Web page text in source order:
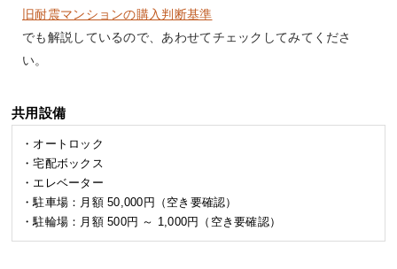
旧耐震マンションの購入判断基準
でも解説しているので、あわせてチェックしてみてくださ
い。
共用設備
・オートロック
・宅配ボックス
・エレベーター
・駐車場：月額 50,000円（空き要確認）
・駐輪場：月額 500円 ～ 1,000円（空き要確認）